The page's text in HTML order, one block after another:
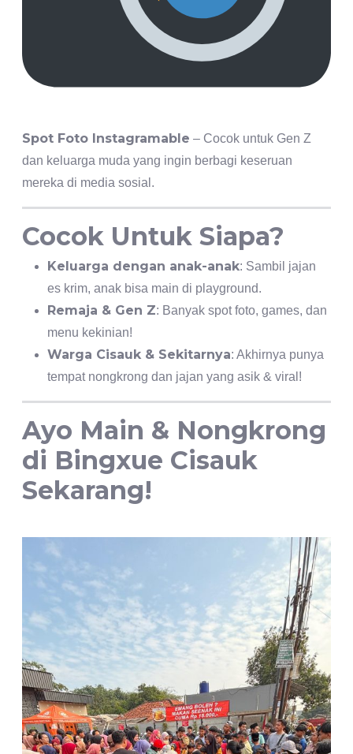
Spot Foto Instagramable – Cocok untuk Gen Z
dan keluarga muda yang ingin berbagi keseruan
mereka di media sosial.
Cocok Untuk Siapa?
Keluarga dengan anak-anak: Sambil jajan
es krim, anak bisa main di playground.
Remaja & Gen Z: Banyak spot foto, games, dan
menu kekinian!
Warga Cisauk & Sekitarnya: Akhirnya punya
tempat nongkrong dan jajan yang asik & viral!
Ayo Main & Nongkrong
di Bingxue Cisauk
Sekarang!